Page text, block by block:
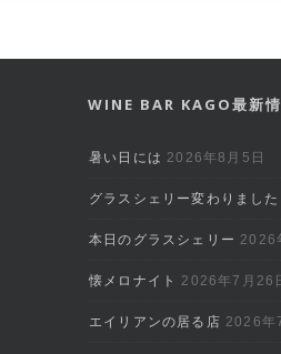
WINE BAR KAGO最新
暑い日には 2026年8月5日
グラスシェリー変わりました
本日のグラスシェリー 2026
懐メロナイト 2026年7月26
エイリアンの居る店 2026年